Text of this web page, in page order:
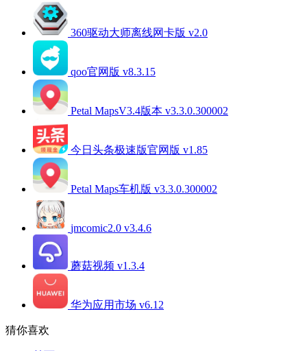
360驱动大师离线网卡版 v2.0
qoo官网版 v8.3.15
Petal MapsV3.4版本 v3.3.0.300002
今日头条极速版官网版 v1.85
Petal Maps车机版 v3.3.0.300002
jmcomic2.0 v3.4.6
蘑菇视频 v1.3.4
华为应用市场 v6.12
猜你喜欢